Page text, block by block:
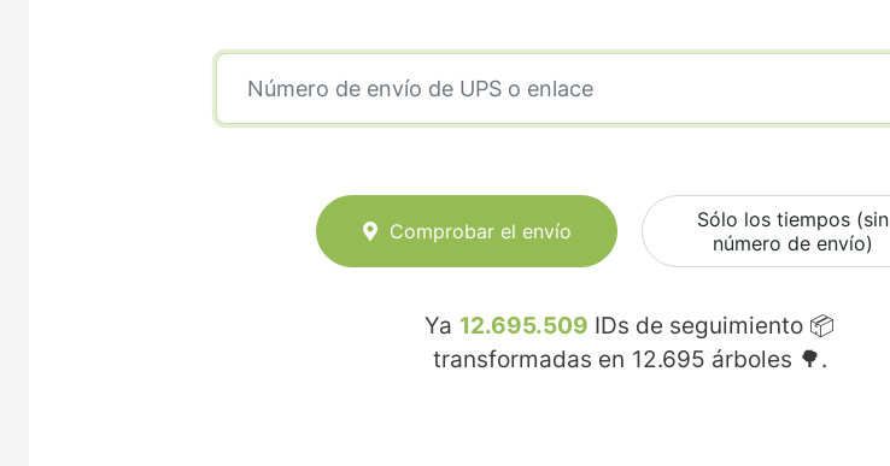
Comprobar el envío
Sólo los tiempos (sin
número de envío)
Ya 12.695.509 IDs de seguimiento 📦
transformadas en 12.695 árboles 🌳.